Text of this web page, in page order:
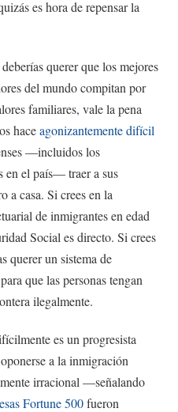
es hora de repensar la
querer que los mejores
del mundo compitan por
familiares, vale la pena
haceagonizantemente difícil
—incluidos los
en el país— traer a sus
a casa. Si crees en la
de inmigrantes en edad
Social es directo. Si crees
querer un sistema de
que las personas tengan
ilegalmente.
es un progresista
a la inmigración
irracional —señalando
Fortune 500fueron